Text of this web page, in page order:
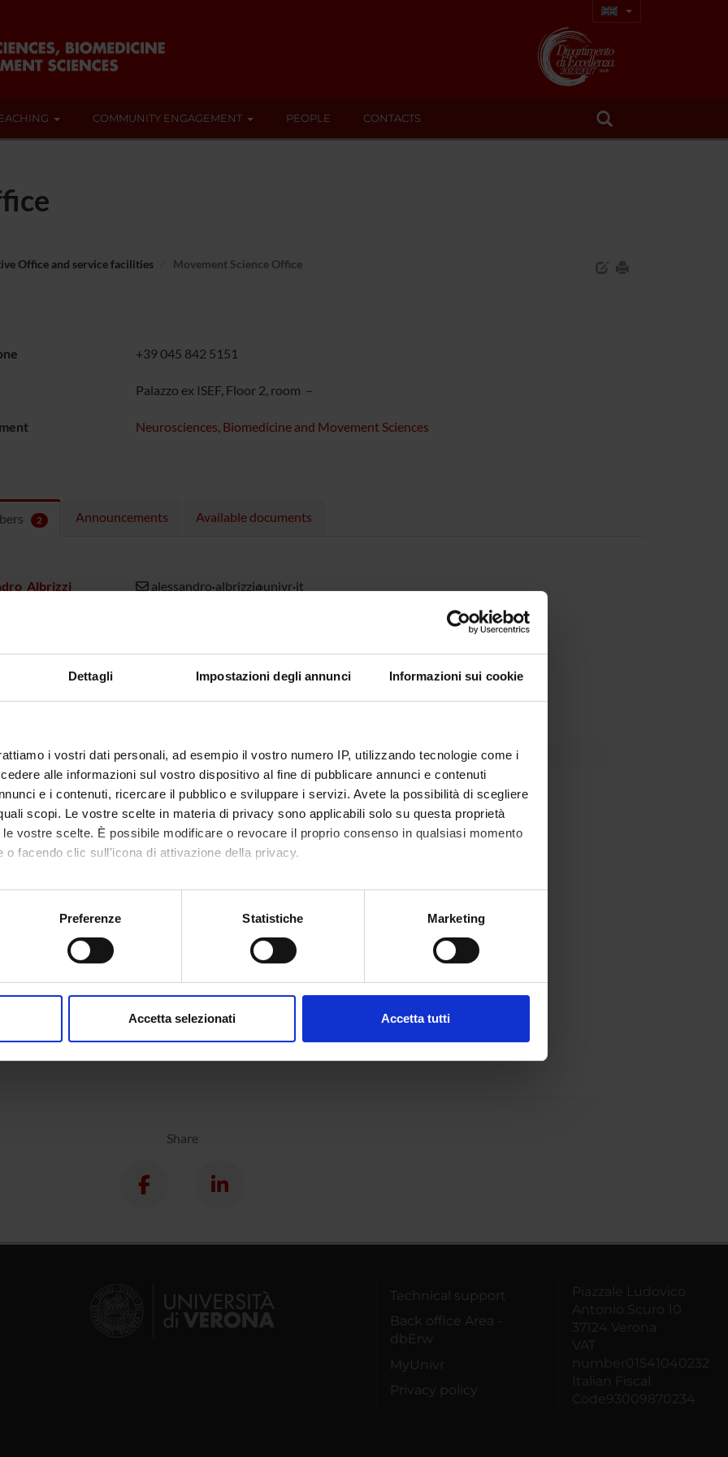
Dettagli Impostazioni degli annunci Informazioni sui cookie
i vostri dati personali, ad esempio il vostro numero IP, utilizzando tecnologie come i
alle informazioni sul vostro dispositivo al fine di pubblicare annunci e contenuti
e i contenuti, ricercare il pubblico e sviluppare i servizi. Avete la possibilità di scegliere
scopi. Le vostre scelte in materia di privacy sono applicabili solo su questa proprietà
vostre scelte. È possibile modificare o revocare il proprio consenso in qualsiasi momento
o facendo clic sull'icona di attivazione della privacy.
anche:
sulla tua posizione geografica, con un'approssimazione di qualche metro,
in qualsiasi momento dalla Dichiarazione sui cookie.
Preferenze Statistiche Marketing
Accetta selezionati Accetta tutti
COMMUNITY ENGAGEMENT PEOPLE CONTACTS
Office and service facilities Movement Science Office
+39 045 842 5151
Palazzo ex ISEF, Floor 2, room –
Neurosciences, Biomedicine and Movement Sciences
2 Announcements Available documents
Albrizzi alessandro albrizzi univr it
+39 045 842 5151
OF INTEREST
Share
Technical support
Back office Area -
dbErw
MyUnivr
Privacy policy
Piazzale Ludovico
Antonio Scuro 10
37124 Verona
VAT
number01541040232
Italian Fiscal
Code93009870234